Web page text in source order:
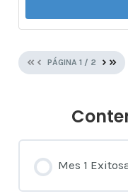
« ‹ › »
PÁGINA 1 / 2
Mes 1